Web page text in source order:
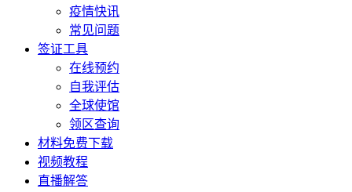
疫情快讯
常见问题
签证工具
在线预约
自我评估
全球使馆
领区查询
材料免费下载
视频教程
直播解答